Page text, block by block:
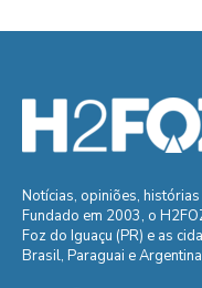
Notícias, opiniões,
Fundado em 2003, o
Foz do Iguaçu (PR) e as
Brasil, Paraguai e